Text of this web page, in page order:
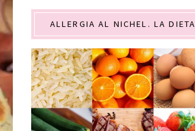
ALLERGIA AL NICHEL. LA DIETA